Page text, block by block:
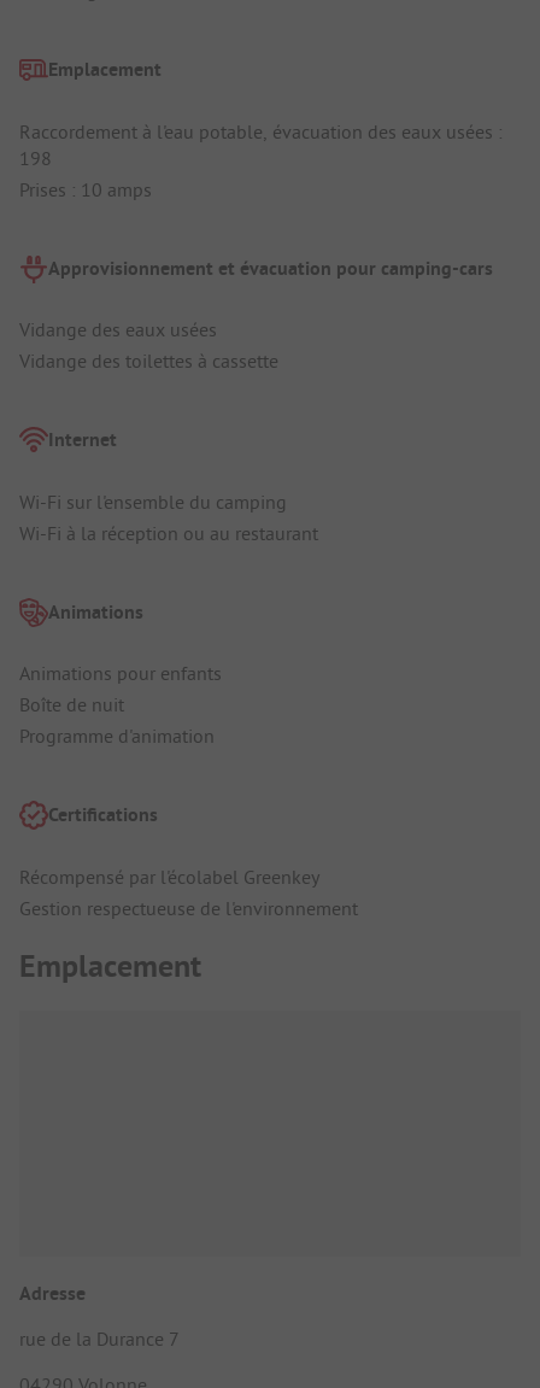
Emplacement
Raccordement à l'eau potable, évacuation des eaux usées :
198
Prises : 10 amps
Approvisionnement et évacuation pour camping-cars
Vidange des eaux usées
Vidange des toilettes à cassette
Internet
Wi-Fi sur l'ensemble du camping
Wi-Fi à la réception ou au restaurant
Animations
Animations pour enfants
Boîte de nuit
Programme d'animation
Certifications
Récompensé par l'écolabel Greenkey
Gestion respectueuse de l'environnement
Emplacement
Adresse
rue de la Durance 7